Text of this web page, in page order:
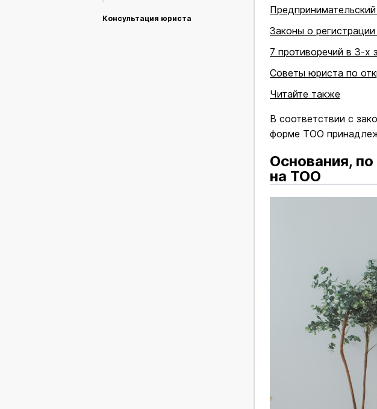
Консультация юриста
Законы о
7 противоречий в 3-х
Советы юриста по
Читайте также
В соответствии с
форме ТОО
Основания,
на ТОО